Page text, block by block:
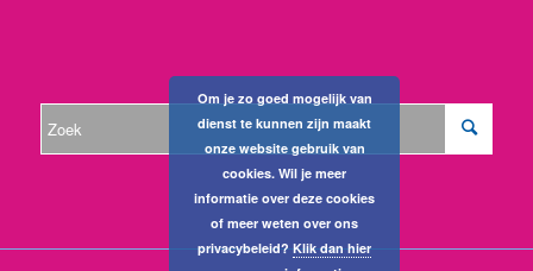
Om je zo goed mogelijk van
dienst te kunnen zijn maakt
onze website gebruik van
cookies. Wil je meer
informatie over deze cookies
of meer weten over ons
privacybeleid? Klik dan hier